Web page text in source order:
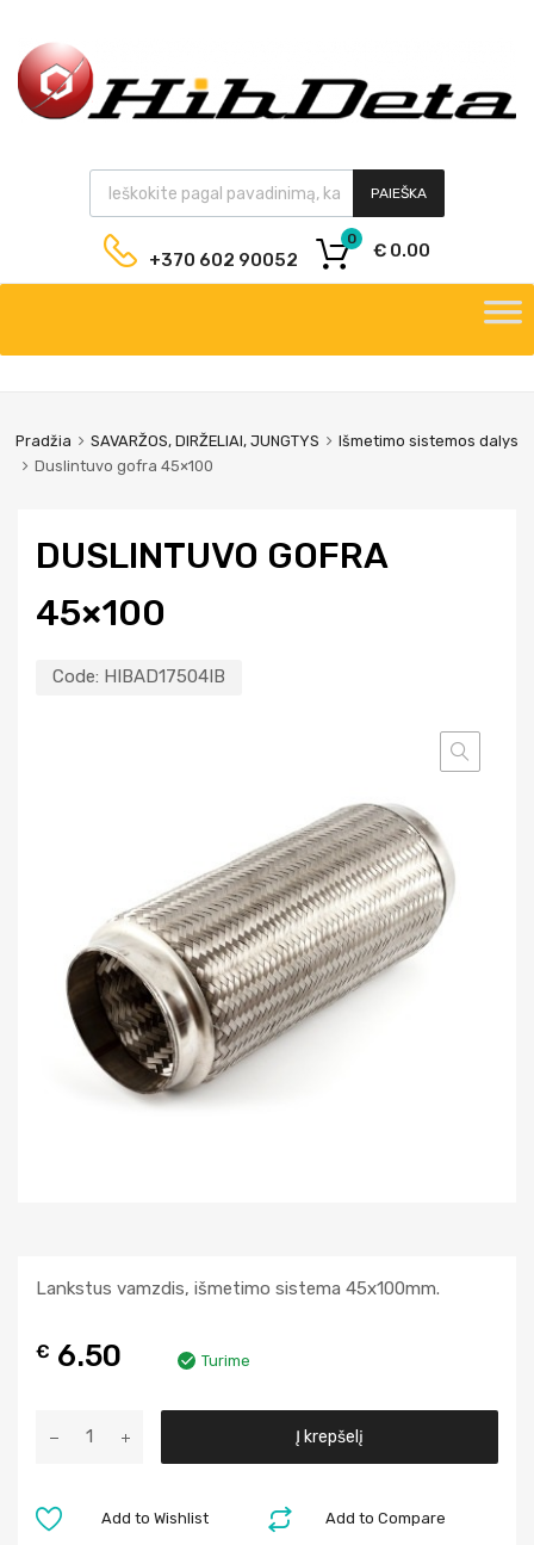
PAIEŠKA
+370 602 90052 € 0.00
0
Pradžia SAVARŽOS, DIRŽELIAI, JUNGTYS
Išmetimo sistemos dalys
Duslintuvo gofra 45×100
DUSLINTUVO GOFRA
45×100
Code: HIBAD17504IB
Lankstus vamzdis, išmetimo sistema 45x100mm.
€ 6.50 Turime
Į krepšelį
Add to Compare
Add to Wishlist